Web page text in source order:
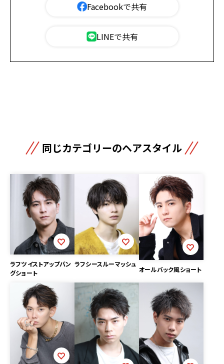
Facebookで共有
LINEで共有
同じカテゴリーのヘアスタイル
ラフツイストアップバン
グショート
ラフシースルーマッシュ
オールバック風ショート